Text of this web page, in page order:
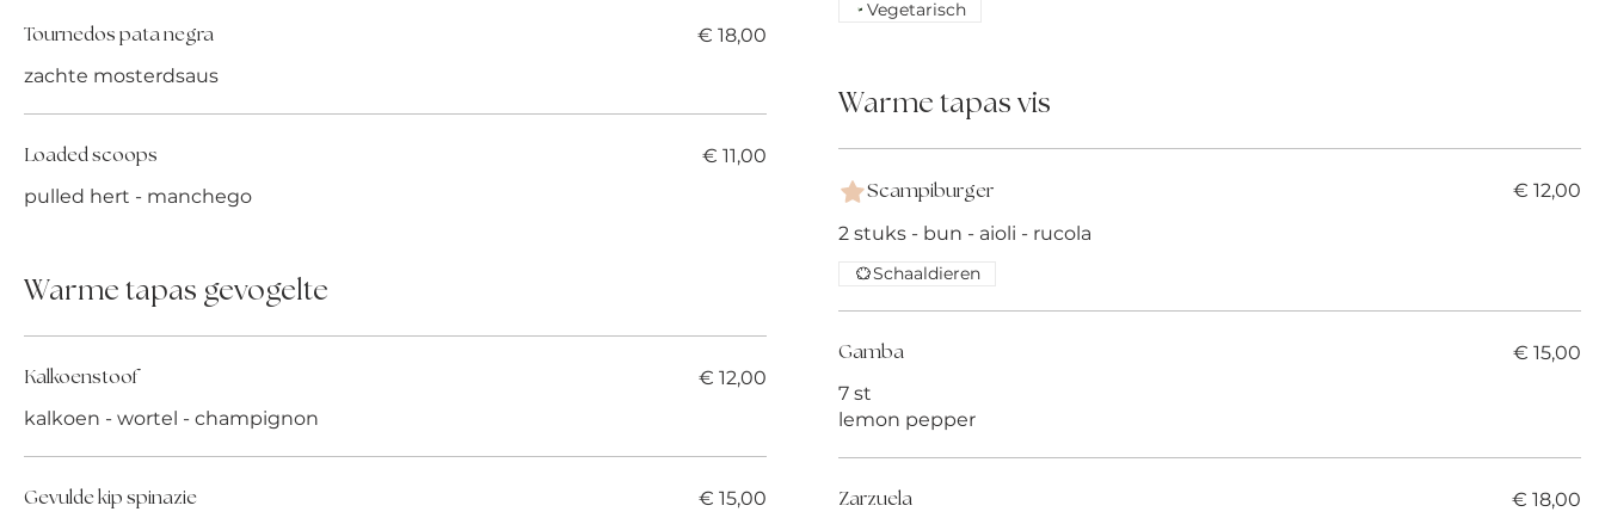
Tournedos pata negra
zachte mosterdsaus
€ 18,00
Loaded scoops
pulled hert - manchego
€ 11,00
Warme tapas gevogelte
Kalkoenstoof
kalkoen - wortel - champignon
€ 12,00
Gevulde kip spinazie € 15,00
Vegetarisch
Warme tapas vis
Scampiburger
2 stuks - bun - aioli - rucola
€ 12,00
Schaaldieren
Gamba
7 st
lemon pepper
€ 15,00
Zarzuela € 18,00